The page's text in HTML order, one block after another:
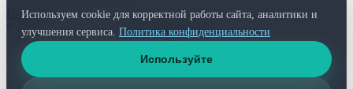
Получить
© 2026Femurhead.ru . Права защищены.
Политика конфиденциальностии
обработки персональных данных
Используем cookie для корректной работы сайта, аналитики и
улучшения сервиса. Политика конфиденциальности
Используйте